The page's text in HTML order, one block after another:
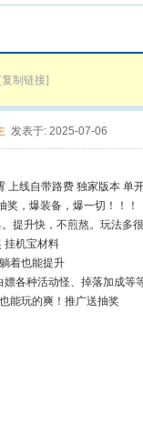
[复制链接]
发表于: 2025-07-06
上线自带路费 独家版本 单
奖，爆装备，爆一切！！！
提升快，不煎熬。玩法多很
挂机宝材料
着也能提升
各种活动怪、掉落加成等
能玩的爽！推广送抽奖
一样
群号